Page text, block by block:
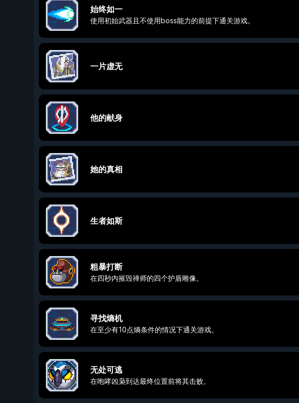
始终如一
使用初始武器且不使用boss能力的前提下通关游戏。
一片虚无
他的献身
她的真相
生者如斯
粗暴打断
在四秒内摧毁禅师的四个护盾雕像。
寻找熵机
在至少有10点熵条件的情况下通关游戏。
无处可逃
在咆哮凶枭到达最终位置前将其击败。